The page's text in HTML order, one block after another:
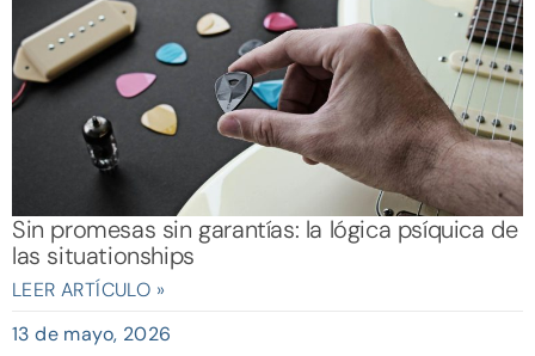
Sin promesas sin garantías: la lógica psíquica de
las situationships
LEER ARTÍCULO »
13 de mayo, 2026